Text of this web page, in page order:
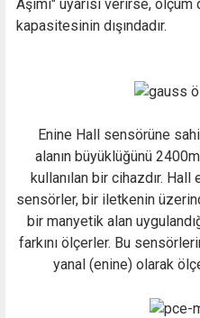
Aşımı" uyarısı verirse,
kapasitesinin dışındadır.
Enine Hall sensörüne
alanın büyüklüğünü
kullanılan bir cihazdır.
sensörler, bir iletkenin
bir manyetik alan
farkını ölçerler. Bu
yanal (enine) olarak